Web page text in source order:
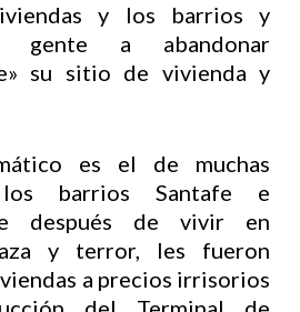
y los barrios y
a abandonar
su sitio de vivienda y
es el de muchas
barrios Santafe e
después de vivir en
y terror, les fueron
a precios irrisorios